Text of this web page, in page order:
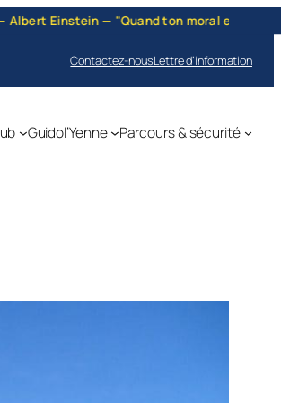
est bas, quand le jour te paraît
Contactez-nousLettre d’information
Guidol’Yenne Parcours & sécurité